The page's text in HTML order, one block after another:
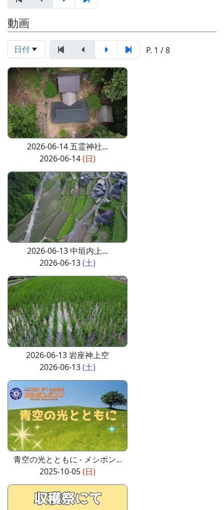
動画
日付 P. 1 / 8
2026-06-14 五霊神社...
2026-06-14(日)
2026-06-13 中垣内上...
2026-06-13(土)
2026-06-13 岩座神上空
2026-06-13(土)
青空の光とともに - メシポン...
2025-10-05(日)